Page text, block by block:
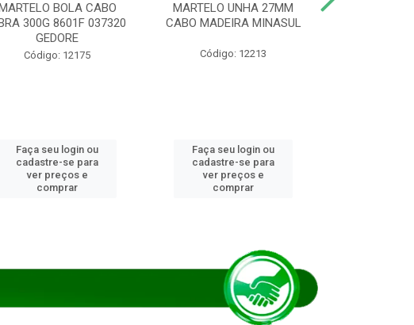
MARTELO BOLA CABO
300G 8601F 037320
GEDORE
Código: 12175
Faça seu login ou
cadastre-se para
ver preços e
comprar
MARTELO UNHA 27MM
CABO MADEIRA MINASUL
Código: 12213
Faça seu login ou
cadastre-se para
ver preços e
comprar